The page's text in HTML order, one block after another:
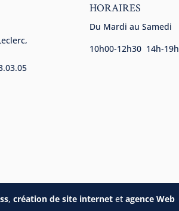
HORAIRES
Du Mardi au Samedi
10h00-12h30 14h-19h
,création de site internet etagence Web